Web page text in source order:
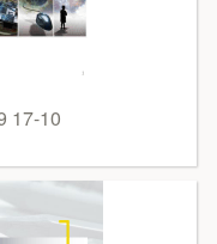
17-10